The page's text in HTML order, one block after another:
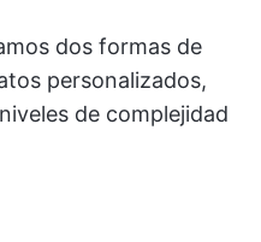
dos formas de
personalizados,
de complejidad